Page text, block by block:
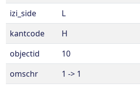
izi_side
L
kantcode
H
objectid
10
omschr
1 -> 1